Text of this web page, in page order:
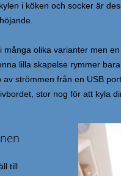
i köken och socker är
många olika varianter men
lilla skapelse rymmer
av strömmen från en USB
stor nog för att kyla
till